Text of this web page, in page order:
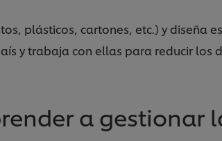
plásticos, cartones, etc.) y diseña
y trabaja con ellas para reducir los
a gestionar